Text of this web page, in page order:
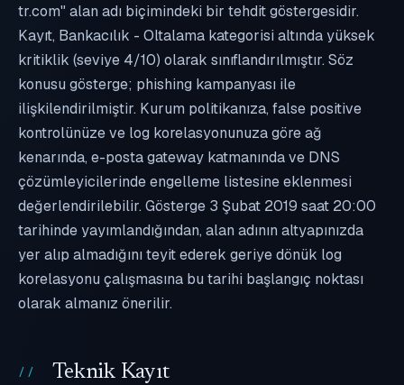
tr.com" alan adı biçimindeki bir tehdit göstergesidir.
Kayıt, Bankacılık - Oltalama kategorisi altında yüksek
kritiklik (seviye 4/10) olarak sınıflandırılmıştır. Söz
konusu gösterge; phishing kampanyası ile
ilişkilendirilmiştir. Kurum politikanıza, false positive
kontrolünüze ve log korelasyonunuza göre ağ
kenarında, e-posta gateway katmanında ve DNS
çözümleyicilerinde engelleme listesine eklenmesi
değerlendirilebilir. Gösterge 3 Şubat 2019 saat 20:00
tarihinde yayımlandığından, alan adının altyapınızda
yer alıp almadığını teyit ederek geriye dönük log
korelasyonu çalışmasına bu tarihi başlangıç noktası
olarak almanız önerilir.
Teknik Kayıt